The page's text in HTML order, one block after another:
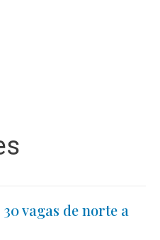
vagas de norte a